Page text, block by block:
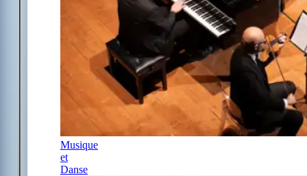
Musique
et
Danse